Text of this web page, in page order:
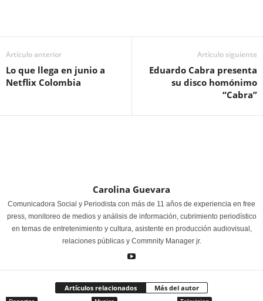
Artículo anterior
Lo que llega en junio a
Netflix Colombia
Artículo siguiente
Eduardo Cabra presenta
su disco homónimo
“Cabra”
Carolina Guevara
Comunicadora Social y Periodista con más de 11 años de experiencia en free
press, monitoreo de medios y análisis de información, cubrimiento periodístico
en temas de entretenimiento y cultura, asistente en producción audiovisual,
relaciones públicas y Commnity Manager jr.
Artículos relacionados Más del autor